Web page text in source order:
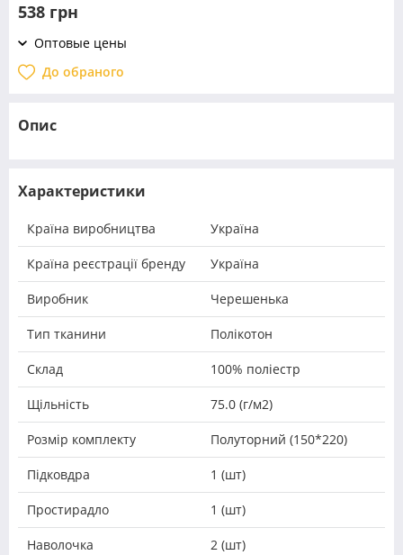
538 грн
Оптовые цены
До обраного
Опис
Характеристики
Країна виробництва Україна
Країна реєстрації бренду Україна
Виробник Черешенька
Тип тканини Полікотон
Склад 100% поліестр
Щільність 75.0 (г/м2)
Розмір комплекту Полуторний (150*220)
Підковдра 1 (шт)
Простирадло 1 (шт)
Наволочка 2 (шт)